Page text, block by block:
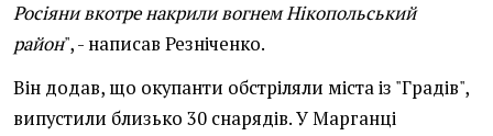
Росіяни вкотре накрили вогнем Нікопольський
район", - написав Резніченко.
Він додав, що окупанти обстріляли міста із "Градів",
випустили близько 30 снарядів. У Марганці